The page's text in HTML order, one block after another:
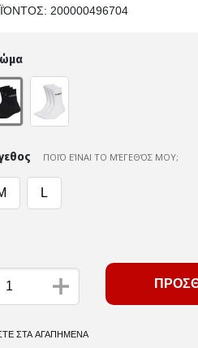
200000496704
ΠΟΙΌ ΕΊΝΑΙ ΤΟ ΜΈΓΕΘΌΣ ΜΟΥ;
L
ΣΤΑ ΑΓΑΠΗΜΕΝΑ